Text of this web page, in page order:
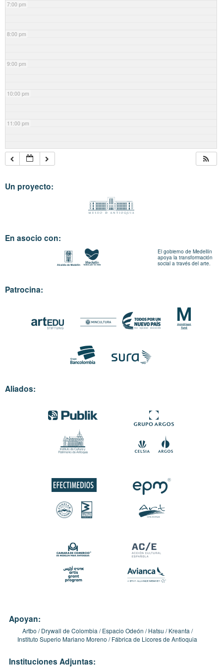
7:00 pm
8:00 pm
9:00 pm
10:00 pm
11:00 pm
Un proyecto:
En asocio con:
El gobierno de Medellín
apoya la transformación
social a través del arte.
Patrocina:
Aliados:
Apoyan:
Artbo Drywall de Colombia Espacio Odeón Hatsu
Kreanta
Instituto Superio Mariano Moreno
Fábrica de Licores de Antioquia
Instituciones Adjuntas: